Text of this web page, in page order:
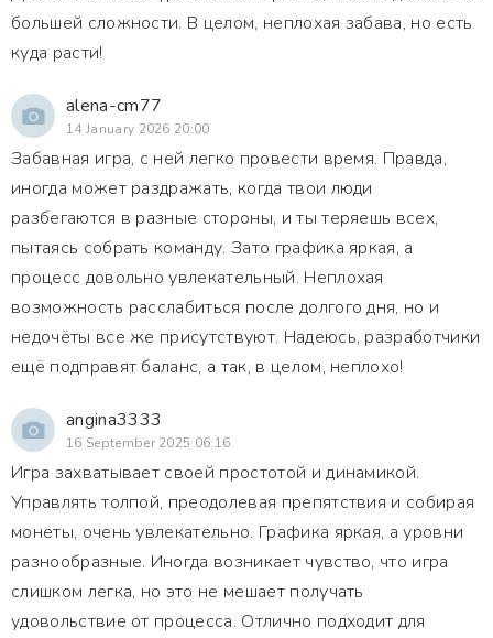
большей сложности. В целом, неплохая забава, но есть
куда расти!
alena-cm77
14 January 2026 20:00
Забавная игра, с ней легко провести время. Правда,
иногда может раздражать, когда твои люди
разбегаются в разные стороны, и ты теряешь всех,
пытаясь собрать команду. Зато графика яркая, а
процесс довольно увлекательный. Неплохая
возможность расслабиться после долгого дня, но и
недочёты все же присутствуют. Надеюсь, разработчики
ещё подправят баланс, а так, в целом, неплохо!
angina3333
16 September 2025 06:16
Игра захватывает своей простотой и динамикой.
Управлять толпой, преодолевая препятствия и собирая
монеты, очень увлекательно. Графика яркая, а уровни
разнообразные. Иногда возникает чувство, что игра
слишком легка, но это не мешает получать
удовольствие от процесса. Отлично подходит для